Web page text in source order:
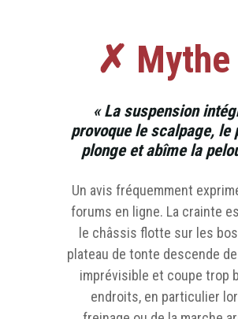
✗ Mythe
« La suspension
provoque le scalpage, le
plonge et abîme la
Un avis fréquemment
forums en ligne. La crainte
le châssis flotte sur les
plateau de tonte descende
imprévisible et coupe trop
endroits, en particulier